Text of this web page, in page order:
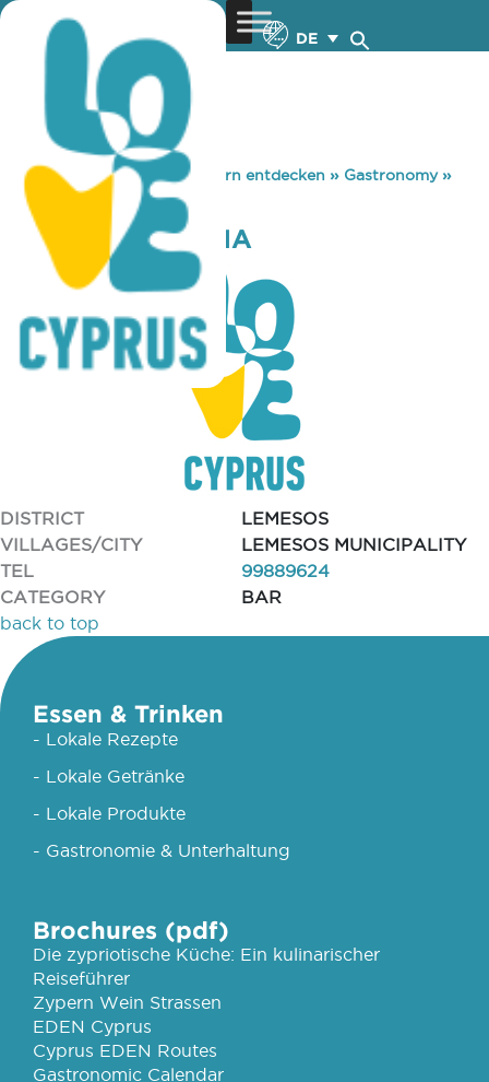
DE
You are here: Home »Zypern entdecken » Gastronomy»
CHRYSI GORGONA
CHRYSI GORGONA
DISTRICT
LEMESOS
VILLAGES/CITY
LEMESOS MUNICIPALITY
TEL
99889624
CATEGORY
BAR
back to top
Essen & Trinken
- Lokale Rezepte
- Lokale Getränke
- Lokale Produkte
- Gastronomie & Unterhaltung
Brochures (pdf)
Die zypriotische Küche: Ein kulinarischer
Reiseführer
Zypern Wein Strassen
EDEN Cyprus
Cyprus EDEN Routes
Gastronomic Calendar